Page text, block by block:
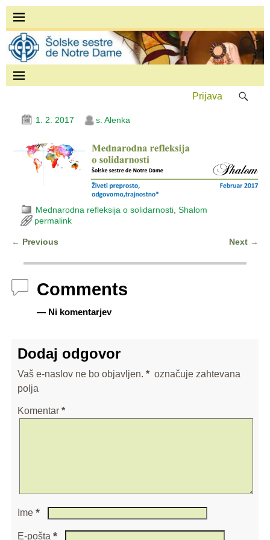
Prijava
1. 2. 2017 s. Alenka
Mednarodna refleksija o solidarnosti, Shalom
permalink
← Previous Next →
Comments
— Ni komentarjev
Dodaj odgovor
Vaš e-naslov ne bo objavljen. * označuje zahtevana
polja
Komentar *
Ime *
E-pošta *